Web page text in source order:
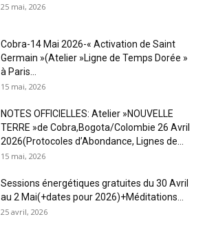
25 mai, 2026
Cobra-14 Mai 2026-« Activation de Saint
Germain »(Atelier »Ligne de Temps Dorée »
à Paris...
15 mai, 2026
NOTES OFFICIELLES: Atelier »NOUVELLE
TERRE »de Cobra,Bogota/Colombie 26 Avril
2026(Protocoles d’Abondance, Lignes de...
15 mai, 2026
Sessions énergétiques gratuites du 30 Avril
au 2 Mai(+dates pour 2026)+Méditations...
25 avril, 2026